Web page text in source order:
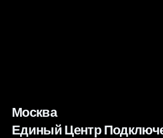
Москва
Единый Центр